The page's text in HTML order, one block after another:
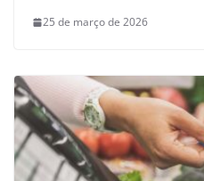
25 de março de 2026